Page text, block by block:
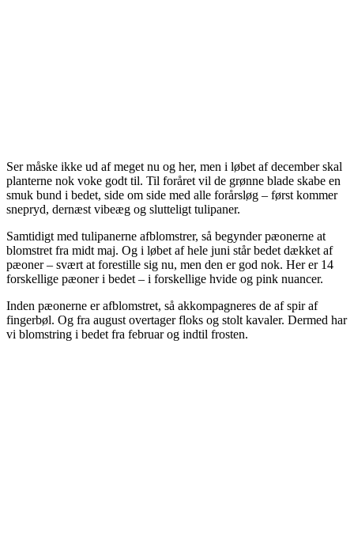
Ser måske ikke ud af meget nu og her, men i løbet af december skal
planterne nok voke godt til. Til foråret vil de grønne blade skabe en
smuk bund i bedet, side om side med alle forårsløg – først kommer
snepryd, dernæst vibeæg og slutteligt tulipaner.
Samtidigt med tulipanerne afblomstrer, så begynder pæonerne at
blomstret fra midt maj. Og i løbet af hele juni står bedet dækket af
pæoner – svært at forestille sig nu, men den er god nok. Her er 14
forskellige pæoner i bedet – i forskellige hvide og pink nuancer.
Inden pæonerne er afblomstret, så akkompagneres de af spir af
fingerbøl. Og fra august overtager floks og stolt kavaler. Dermed har
vi blomstring i bedet fra februar og indtil frosten.